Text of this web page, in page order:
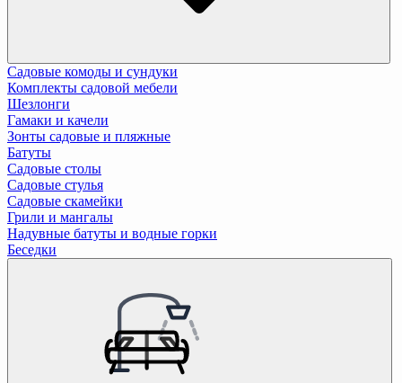
Садовые комоды и сундуки
Комплекты садовой мебели
Шезлонги
Гамаки и качели
Зонты садовые и пляжные
Батуты
Садовые столы
Садовые стулья
Садовые скамейки
Грили и мангалы
Надувные батуты и водные горки
Беседки